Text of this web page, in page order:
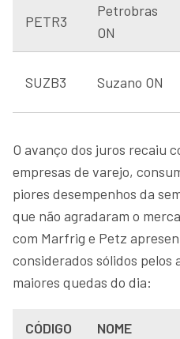
PETR3
Petrobras
ON
SUZB3 Suzano ON
O avanço dos juros recaiu
empresas de varejo,
piores desempenhos da
que não agradaram o
com Marfrig e Petz
considerados sólidos pelos
maiores quedas do dia:
CÓDIGO NOME